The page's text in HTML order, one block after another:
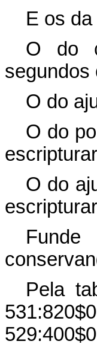
E os
O do
segundos
O do
O do
O do
Pela